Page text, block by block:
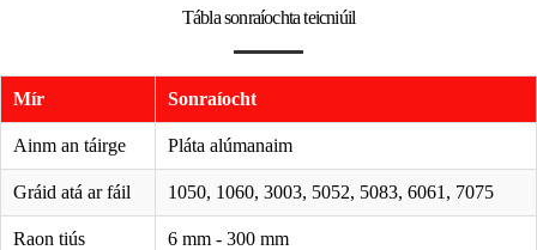
Tábla sonraíochta teicniúil
Mír Sonraíocht
Ainm an táirge Pláta alúmanaim
Gráid atá ar fáil 1050, 1060, 3003, 5052, 5083, 6061, 7075
Raon tiús 6 mm - 300 mm